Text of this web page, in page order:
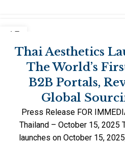
15
Thai Aesthetics
The World’s
B2B Portals,
Global
Press Release FOR
Thailand – October 15, 2025
launches on October 15,